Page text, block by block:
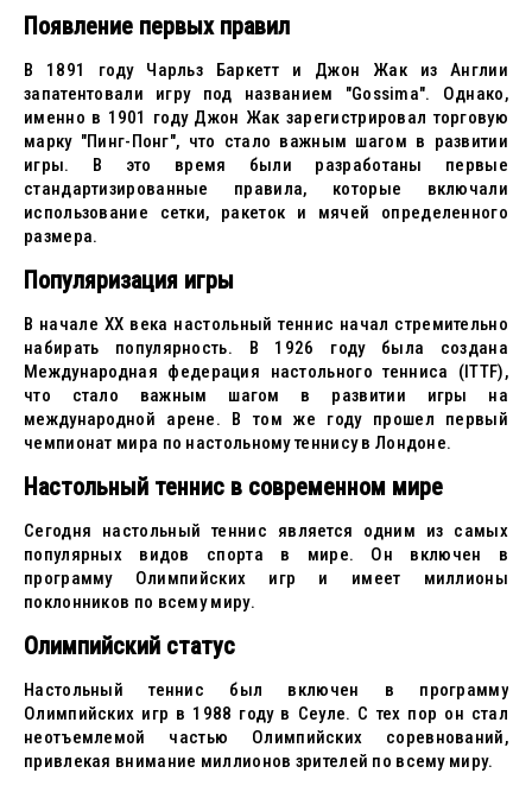
Появление первых правил
В 1891 году Чарльз Баркетт и Джон Жак из Англии
запатентовали игру под названием "Gossima". Однако,
именно в 1901 году Джон Жак зарегистрировал торговую
марку "Пинг-Понг", что стало важным шагом в развитии
игры. В это время были разработаны первые
стандартизированные правила, которые включали
использование сетки, ракеток и мячей определенного
размера.
Популяризация игры
В начале XX века настольный теннис начал стремительно
набирать популярность. В 1926 году была создана
Международная федерация настольного тенниса (ITTF),
что стало важным шагом в развитии игры на
международной арене. В том же году прошел первый
чемпионат мира по настольному теннису в Лондоне.
Настольный теннис в современном мире
Сегодня настольный теннис является одним из самых
популярных видов спорта в мире. Он включен в
программу Олимпийских игр и имеет миллионы
поклонников по всему миру.
Олимпийский статус
Настольный теннис был включен в программу
Олимпийских игр в 1988 году в Сеуле. С тех пор он стал
неотъемлемой частью Олимпийских соревнований,
привлекая внимание миллионов зрителей по всему миру.